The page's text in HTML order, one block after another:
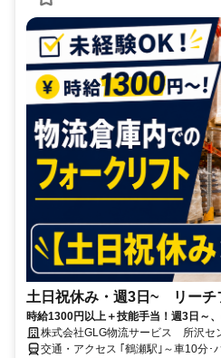
土日祝休み・週3日~ リーチ
時給1300円以上＋技能手当！週3日～
株式会社GLG物流サービス 所沢セ
交通・アクセス ｢鶴瀬駅｣～車10分･